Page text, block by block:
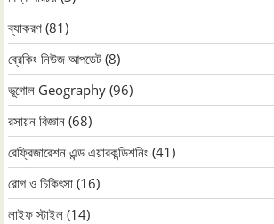
ব্যাকরণ (81)
ব্রেকিং নিউজ আপডেট (8)
ভূগোল Geography (96)
রসায়ন বিজ্ঞান (68)
রেফ্রিজারেশন এন্ড এয়ারকন্ডিশনিং (41)
রোগ ও চিকিৎসা (16)
লাইফ স্টাইল (14)